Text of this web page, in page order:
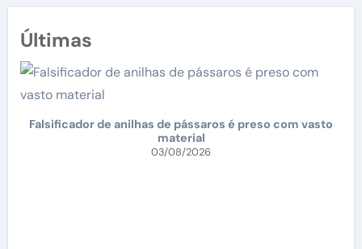
Últimas
Falsificador de anilhas de pássaros é preso com vasto
material
03/08/2026